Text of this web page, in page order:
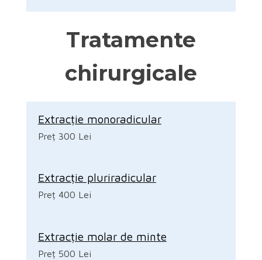
Tratamente
chirurgicale
Extracție monoradicular
Preț 300 Lei
Extracție pluriradicular
Preț 400 Lei
Extracție molar de minte
Preț 500 Lei